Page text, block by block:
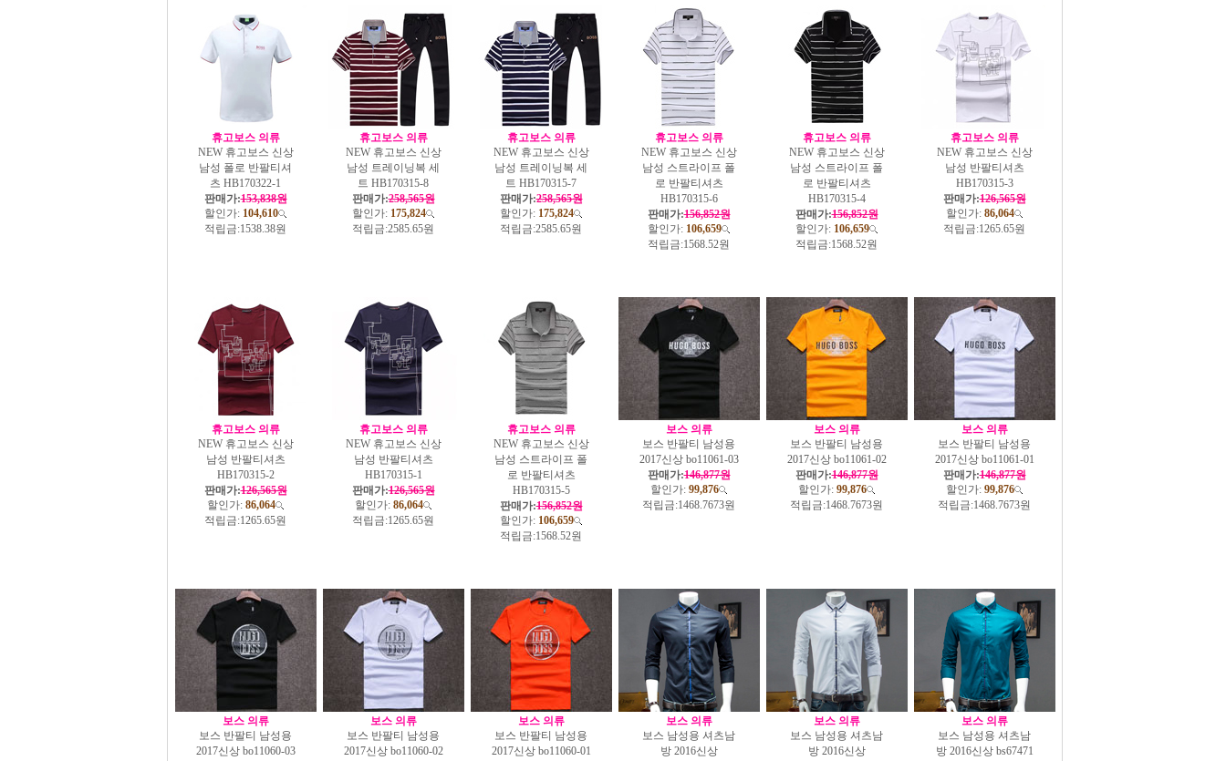
휴고보스 의류
NEW 휴고보스 신상
남성 폴로 반팔티셔
츠 HB170322-1
판매가:153,838원
할인가: 104,610
적립금:1538.38원
휴고보스 의류
NEW 휴고보스 신상
남성 트레이닝복 세
트 HB170315-8
판매가:258,565원
할인가: 175,824
적립금:2585.65원
휴고보스 의류
NEW 휴고보스 신상
남성 트레이닝복 세
트 HB170315-7
판매가:258,565원
할인가: 175,824
적립금:2585.65원
휴고보스 의류
NEW 휴고보스 신상
남성 스트라이프 폴
로 반팔티셔츠
HB170315-6
판매가:156,852원
할인가: 106,659
적립금:1568.52원
휴고보스 의류
NEW 휴고보스 신상
남성 스트라이프 폴
로 반팔티셔츠
HB170315-4
판매가:156,852원
할인가: 106,659
적립금:1568.52원
휴고보스 의류
NEW 휴고보스 신상
남성 반팔티셔츠
HB170315-3
판매가:126,565원
할인가: 86,064
적립금:1265.65원
휴고보스 의류
NEW 휴고보스 신상
남성 반팔티셔츠
HB170315-2
판매가:126,565원
할인가: 86,064
적립금:1265.65원
휴고보스 의류
NEW 휴고보스 신상
남성 반팔티셔츠
HB170315-1
판매가:126,565원
할인가: 86,064
적립금:1265.65원
휴고보스 의류
NEW 휴고보스 신상
남성 스트라이프 폴
로 반팔티셔츠
HB170315-5
판매가:156,852원
할인가: 106,659
적립금:1568.52원
보스 의류
보스 반팔티 남성용
2017신상 bo11061-03
판매가:146,877원
할인가: 99,876
적립금:1468.7673원
보스 의류
보스 반팔티 남성용
2017신상 bo11061-02
판매가:146,877원
할인가: 99,876
적립금:1468.7673원
보스 의류
보스 반팔티 남성용
2017신상 bo11061-01
판매가:146,877원
할인가: 99,876
적립금:1468.7673원
보스 의류
보스 반팔티 남성용
2017신상 bo11060-03
보스 의류
보스 반팔티 남성용
2017신상 bo11060-02
보스 의류
보스 반팔티 남성용
2017신상 bo11060-01
보스 의류
보스 남성용 셔츠남
방 2016신상
보스 의류
보스 남성용 셔츠남
방 2016신상
보스 의류
보스 남성용 셔츠남
방 2016신상 bs67471